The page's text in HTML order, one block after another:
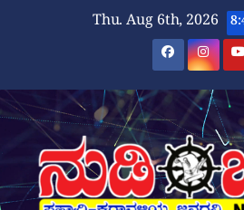
Thu. Aug 6th, 2026